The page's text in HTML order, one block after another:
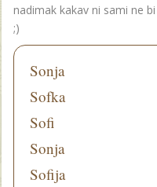
nadimak kakav ni sami ne
;)
Sonja
Sofka
Sofi
Sonja
Sofija